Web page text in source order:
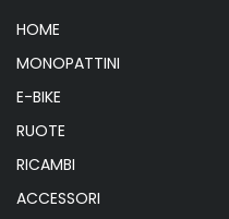
HOME
MONOPATTINI
E-BIKE
RUOTE
RICAMBI
ACCESSORI